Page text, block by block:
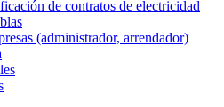
de contratos de electricidad
(administrador, arrendador)